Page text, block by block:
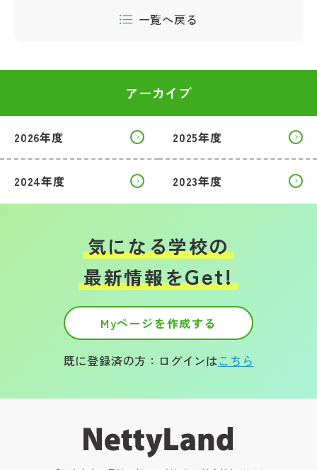
一覧へ戻る
アーカイブ
2026年度 2025年度
2024年度 2023年度
気になる学校の
最新情報をGet!
Myページを作成する
既に登録済の方：ログインはこちら